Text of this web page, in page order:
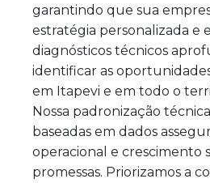
garantindo que sua
estratégia personalizada e
diagnósticos técnicos
identificar as
em Itapevi e em todo o
Nossa padronização
baseadas em dados
operacional e crescimento
promessas. Priorizamos a